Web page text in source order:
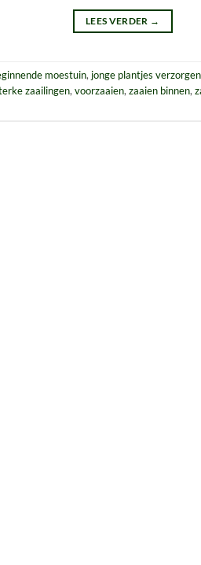
LEES VERDER →
moestuin, jonge plantjes verzorgen
zaailingen, voorzaaien, zaaien binnen,